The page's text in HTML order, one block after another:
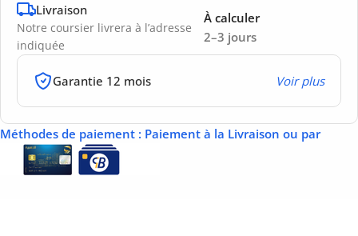
Livraison
Notre coursier livrera à l’adresse
indiquée
2–3 jours
À calculer
Garantie 12 mois Voir plus
Méthodes de paiement : Paiement à la Livraison ou par